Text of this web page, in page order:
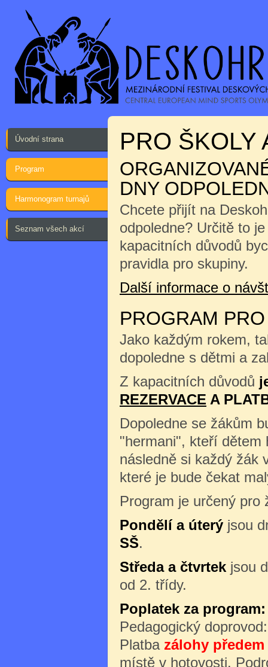
Úvodní strana
Program
Harmonogram turnajů
Seznam všech akcí
PRO ŠKOLY
DNY
Chcete přijít na
odpoledne? Určitě to
kapacitních důvodů
pravidla pro skupiny.
Další informace o
PROGRAM
Jako každým rokem,
dopoledne s dětmi a
Z kapacitních důvodů
REZERVACE A
Dopoledne se žákům
"hermani", kteří dětem
následně si každý žák
které je bude čekat
Program je určený pro
Pondělí a úterý jsou
SŠ.
Středa a čtvrtek jsou
od 2. třídy.
Poplatek za program:
Pedagogický
Platba zálohy
místě v hotovosti.